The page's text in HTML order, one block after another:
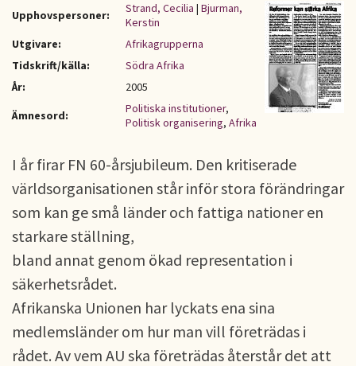
Upphovspersoner: Strand, Cecilia | Bjurman,
Kerstin
Utgivare:
Afrikagrupperna
Tidskrift/källa:
Södra Afrika
År:
2005
Ämnesord:
Politiska institutioner,
Politisk organisering, Afrika
I år firar FN 60-årsjubileum. Den kritiserade
världsorganisationen står inför stora förändringar
som kan ge små länder och fattiga nationer en
starkare ställning,
bland annat genom ökad representation i
säkerhetsrådet.
Afrikanska Unionen har lyckats ena sina
medlemsländer om hur man vill företrädas i
rådet. Av vem AU ska företrädas återstår det att